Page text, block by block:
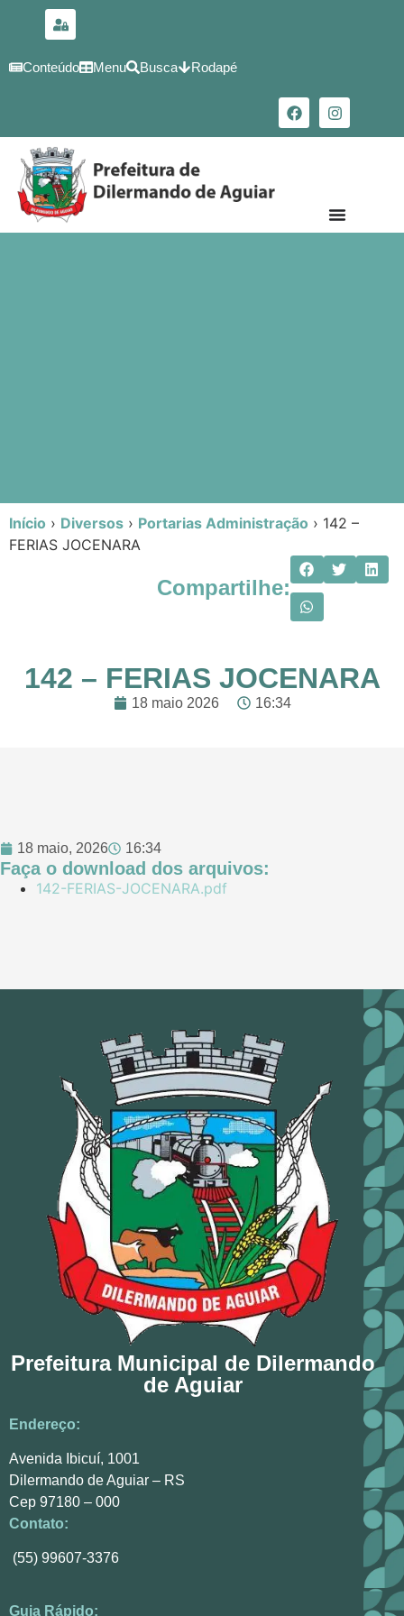
conteúdo
Conteúdo Menu Busca Rodapé
Início › Diversos › Portarias Administração › 142 –
FERIAS JOCENARA
Compartilhe:
142 – FERIAS JOCENARA
18 maio 2026 16:34
18 maio, 2026 16:34
Faça o download dos arquivos:
142-FERIAS-JOCENARA.pdf
Prefeitura Municipal de Dilermando
de Aguiar
Endereço:
Avenida Ibicuí, 1001
Dilermando de Aguiar – RS
Cep 97180 – 000
Contato:
(55) 99607-3376
Guia Rápido: